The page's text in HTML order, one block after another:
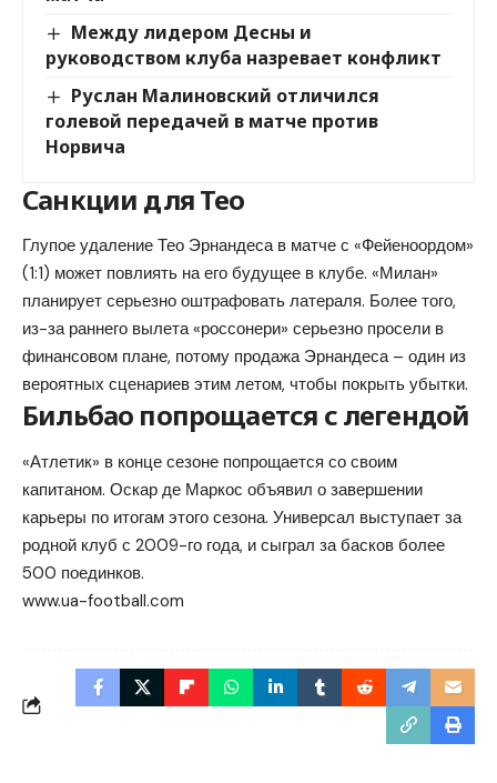
Между лидером Десны и
руководством клуба назревает конфликт
Руслан Малиновский отличился
голевой передачей в матче против
Норвича
Санкции для Тео
Глупое удаление Тео Эрнандеса в матче с «Фейеноордом»
(1:1) может повлиять на его будущее в клубе. «Милан»
планирует серьезно оштрафовать латераля. Более того,
из-за раннего вылета «россонери» серьезно просели в
финансовом плане, потому продажа Эрнандеса – один из
вероятных сценариев этим летом, чтобы покрыть убытки.
Бильбао попрощается с легендой
«Атлетик» в конце сезоне попрощается со своим
капитаном. Оскар де Маркос объявил о завершении
карьеры по итогам этого сезона. Универсал выступает за
родной клуб с 2009-го года, и сыграл за басков более
500 поединков.
www.ua-football.com